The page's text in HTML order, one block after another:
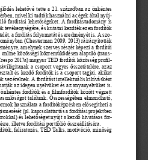
lehetővé tette    a  21.   században
az   önkéntes
mivel ki  tudták használni a  cégek által    nyúj
-
fordítási lehetőségeket. A fordítástudomány is
tevékenységére, és  kutatni kezdték ezen    fordítók
a  fordítás folyamatát és  eredményét is.   A szo-
(Chesterman 2009, 2013) ráirányították
amelynek szerves részét képezi a  fordítói
online közösségi közreműködésen alapuló (trans-
2017a) magyar TED    fordítói közösség profil-
rávilágítanak a  csoport vegyes összetételére, azaz
és   kezdő fordítók is  a  csoport tagjai, akiket
vezérelnek. A fordítást intellektuális kihívásként
az   idegen nyelvüket és   az   anyanyelvüket
is.
önkéntes fordítók és   a  filmfordítók között végzett
találunk. Összességében elmondható,
használata a  fordítóképzésben elősegítheti a
(pl.   kapcsolattartás a  fordítási projektben
és  lehetőséget nyújt a  kezdő hivatásos for-
illetve fordítási portfólió összeállítására.
feliratozás, TED Talks, motiváció, minőség